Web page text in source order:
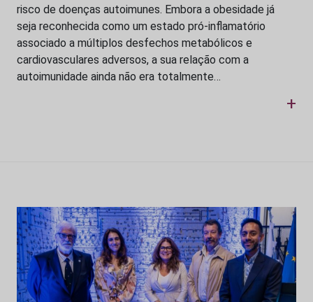
risco de doenças autoimunes. Embora a obesidade já
seja reconhecida como um estado pró-inflamatório
associado a múltiplos desfechos metabólicos e
cardiovasculares adversos, a sua relação com a
autoimunidade ainda não era totalmente…
+